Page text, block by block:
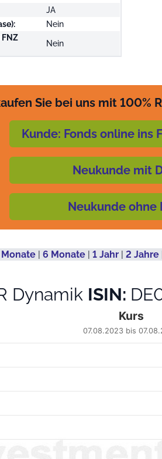
JA
Nein
Nein
Sie bei uns mit 100%
Kunde: Fonds online ins
Neukunde mit
Neukunde ohne
Monate | 6 Monate | 1 Jahr | 2 Jahre
Dynamik ISIN:
2023-08-08 00:00:00 to 2026-
Kurs
07.08.2023 bis